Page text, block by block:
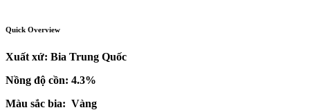
Quick Overview
Xuất xứ: Bia Trung Quốc
Nồng độ cồn: 4.3%
Màu sắc bia: Vàng